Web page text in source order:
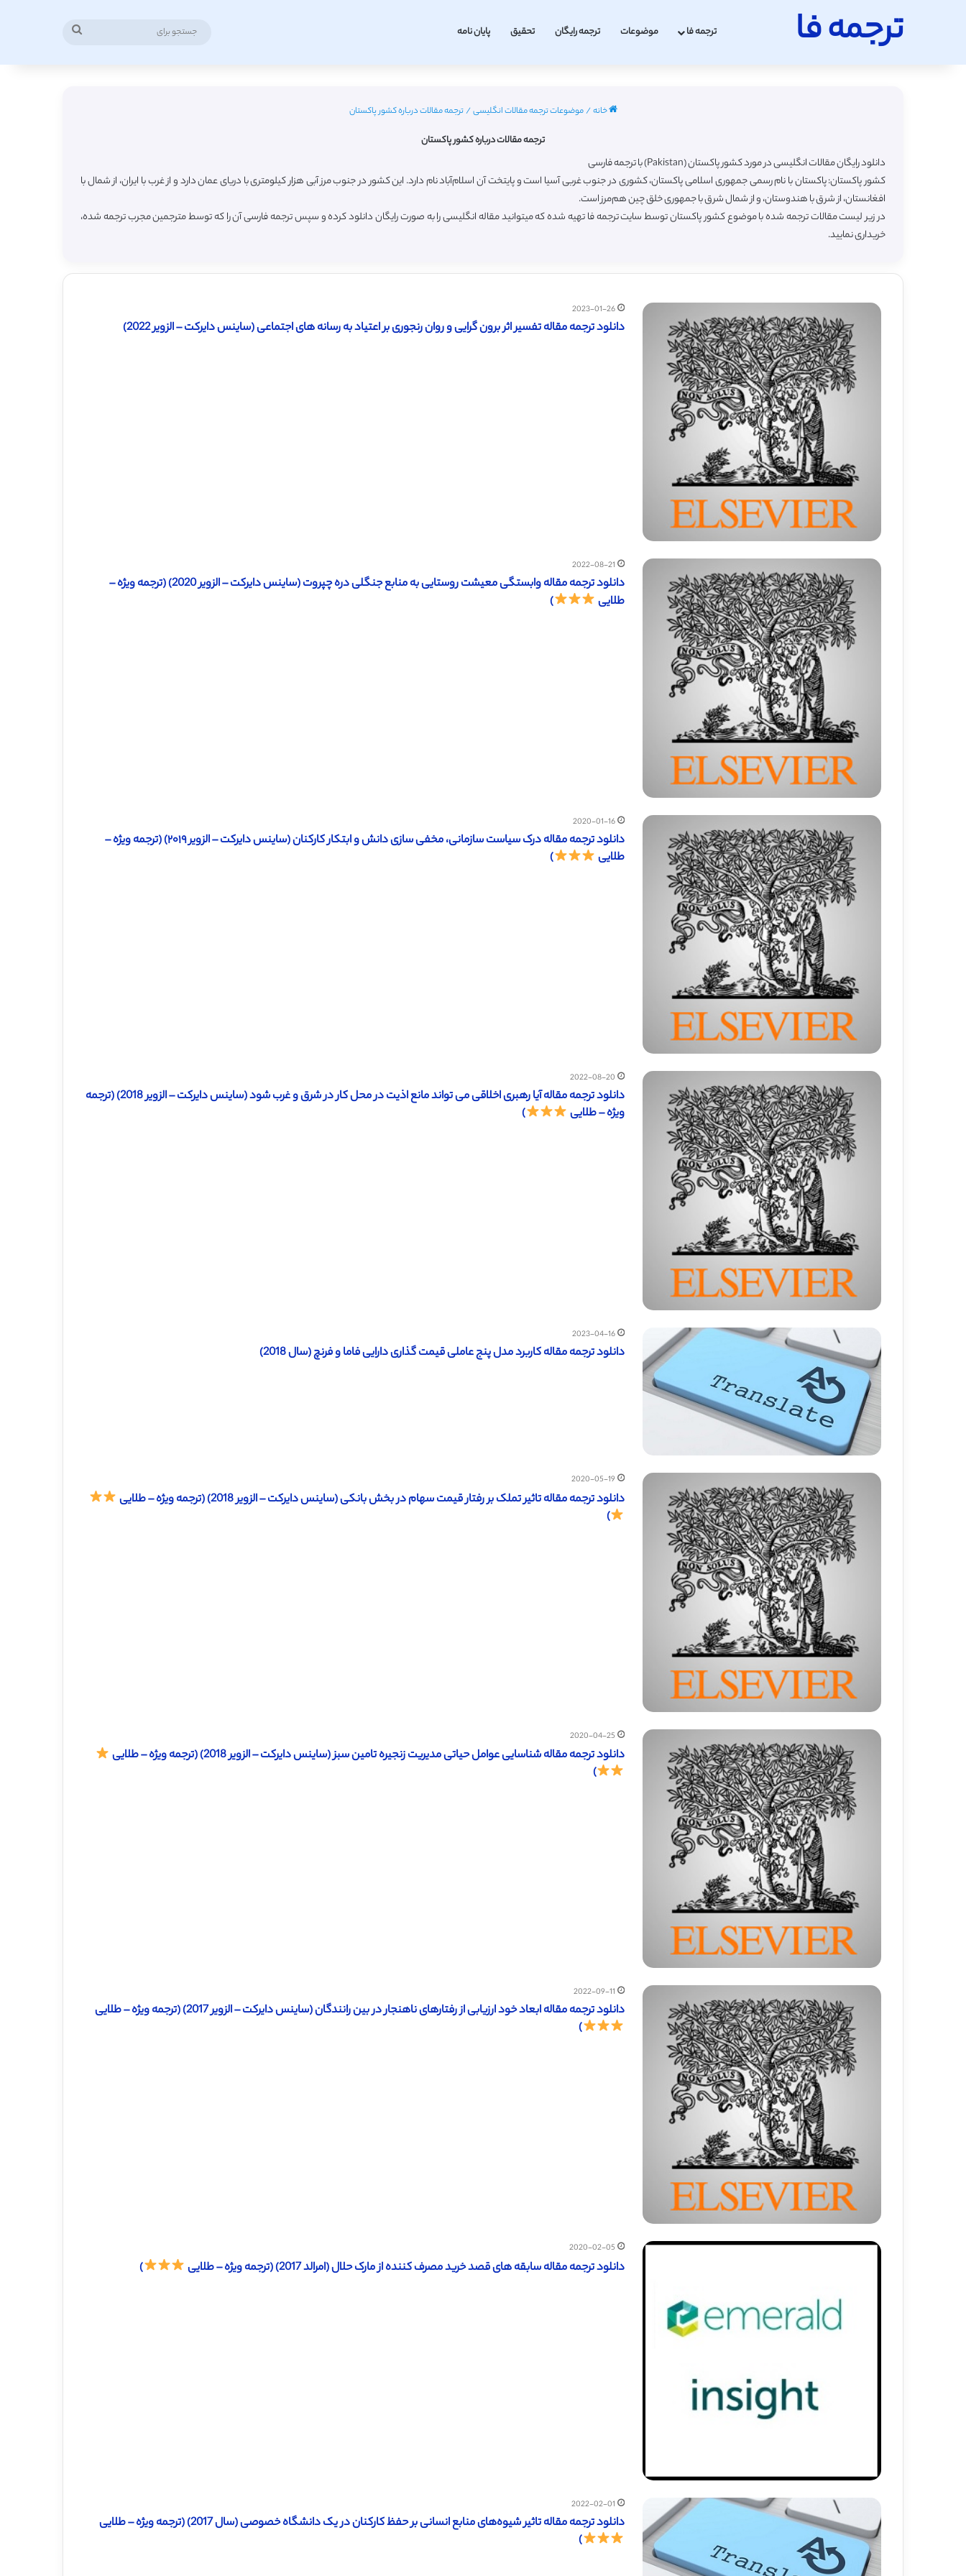
ترجمه فا ترجمه فا موضوعات ترجمه رایگان تحقیق پایان نامه
خانه/موضوعات ترجمه مقالات انگلیسی/ترجمه مقالات درباره کشور پاکستان
ترجمه مقالات درباره کشور پاکستان
دانلود رایگان مقالات انگلیسی در مورد کشور پاکستان (Pakistan) با ترجمه فارسی
کشور پاکستان: پاکستان با نام رسمی جمهوری اسلامی پاکستان، کشوری در جنوب غربی آسیا است و پایتخت آن اسلام‌آباد نام دارد. این کشور در جنوب مرز آبی هزار کیلومتری با دریای عمان دارد و از غرب با ایران، از شمال با
افغانستان، از شرق با هندوستان، و از شمال شرق با جمهوری خلق چین هم‌مرز است.
در زیر لیست مقالات ترجمه شده با موضوع کشور پاکستان توسط سایت ترجمه فا تهیه شده که میتوانید مقاله انگلیسی را به صورت رایگان دانلود کرده و سپس ترجمه فارسی آن را که توسط مترجمین مجرب ترجمه شده،
خریداری نمایید.
2023-01-26
دانلود ترجمه مقاله تفسیر اثر برون گرایی و روان رنجوری بر اعتیاد به رسانه های اجتماعی (ساینس دایرکت – الزویر 2022)
2022-08-21
دانلود ترجمه مقاله وابستگی معیشت روستایی به منابع جنگلی دره چپروت (ساینس دایرکت – الزویر 2020) (ترجمه ویژه –
طلایی
)
2020-01-16
دانلود ترجمه مقاله درک سیاست سازمانی، مخفی سازی دانش و ابتکار کارکنان (ساینس دایرکت – الزویر ۲۰۱۹) (ترجمه ویژه –
طلایی
)
2022-08-20
دانلود ترجمه مقاله آیا رهبری اخلاقی می تواند مانع اذیت در محل کار در شرق و غرب شود (ساینس دایرکت – الزویر 2018) (ترجمه
ویژه – طلایی
)
2023-04-16
دانلود ترجمه مقاله کاربرد مدل پنج عاملی قیمت گذاری دارایی فاما و فرنچ (سال 2018)
2020-05-19
دانلود ترجمه مقاله تاثیر تملک بر رفتار قیمت سهام در بخش بانکی (ساینس دایرکت – الزویر 2018) (ترجمه ویژه – طلایی
)
2020-04-25
دانلود ترجمه مقاله شناسایی عوامل حیاتی مدیریت زنجیره تامین سبز (ساینس دایرکت – الزویر 2018) (ترجمه ویژه – طلایی
)
2022-09-11
دانلود ترجمه مقاله ابعاد خود ارزیابی از رفتارهای ناهنجار در بین رانندگان (ساینس دایرکت – الزویر 2017) (ترجمه ویژه – طلایی
)
2020-02-05
دانلود ترجمه مقاله سابقه های قصد خرید مصرف کننده از مارک حلال (امرالد 2017) (ترجمه ویژه – طلایی )
2022-02-01
دانلود ترجمه مقاله تاثیر شیوه‌های منابع انسانی بر حفظ کارکنان در یک دانشگاه خصوصی (سال 2017) (ترجمه ویژه – طلایی
)